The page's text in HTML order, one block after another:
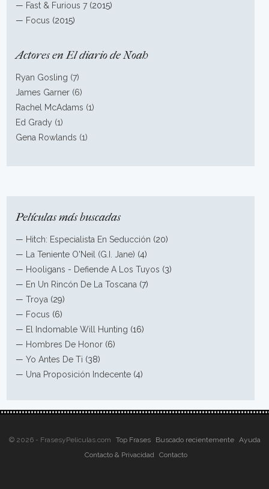
— Fast & Furious 7 (2015)
— Focus (2015)
Actores en El diario de Noah
Ryan Gosling (7)
James Garner (6)
Rachel McAdams (1)
Ed Grady (1)
Gena Rowlands (1)
Películas más buscadas
— Hitch: Especialista En Seducción (20)
—
La Teniente O'Neil (G.I. Jane) (4)
— Hooligans - Defiende A Los Tuyos (3)
— En Un Rincón De La Toscana (7)
—Troya (29)
— Focus (6)
— El Indomable Will Hunting (16)
— Hombres De Honor (6)
—Yo Antes De Ti (38)
— Una Proposición Indecente (4)
© 2026 - FrasesyPeliculas.com Top Frases Buscado recientemente
Ayuda
Contacto & Privacidad
Contacto